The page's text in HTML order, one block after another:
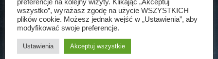
BLAZE OF GLORY (a)
BED OF ROSES (a)
BAD MEDICINE
RAISE YOUR HANDS
LIVIN’ ON A PRAYER
preferencje na kolejny wizyty. Klikając „Akceptuj
wszystko”, wyrażasz zgodę na użycie WSZYSTKICH
plików cookie. Możesz jednak wejść w „Ustawienia”, aby
modyfikować swoje preferencje.
Ustawienia Akceptuj wszystkie